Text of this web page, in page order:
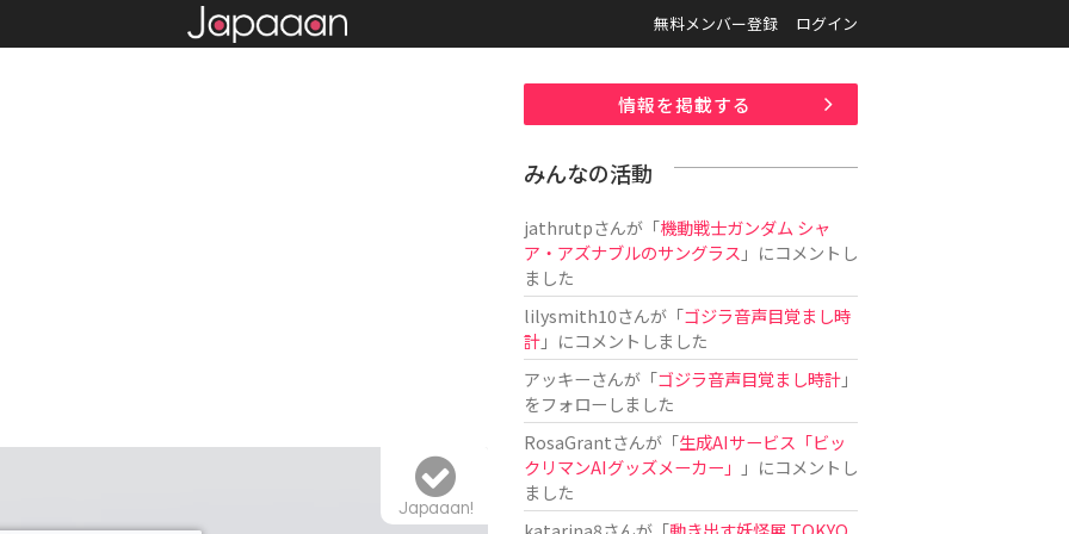
無料メンバー登録 ログイン
Japaaan!
情報を掲載する
みんなの活動
jathrutpさんが「機動戦士ガンダム シャ
ア・アズナブルのサングラス 」にコメントし
ました
lilysmith10さんが「ゴジラ音声目覚まし時
計」にコメントしました
アッキーさんが「ゴジラ音声目覚まし時計」
をフォローしました
RosaGrantさんが「生成AIサービス「ビッ
クリマンAIグッズメーカー」
」にコメントし
ました